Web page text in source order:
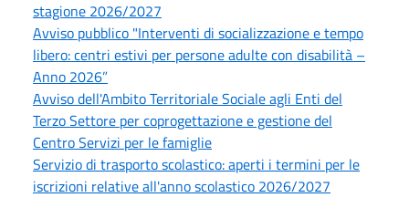
stagione 2026/2027
Avviso pubblico "Interventi di socializzazione e tempo
libero: centri estivi per persone adulte con disabilità –
Anno 2026”
Avviso dell'Ambito Territoriale Sociale agli Enti del
Terzo Settore per coprogettazione e gestione del
Centro Servizi per le famiglie
Servizio di trasporto scolastico: aperti i termini per le
iscrizioni relative all'anno scolastico 2026/2027